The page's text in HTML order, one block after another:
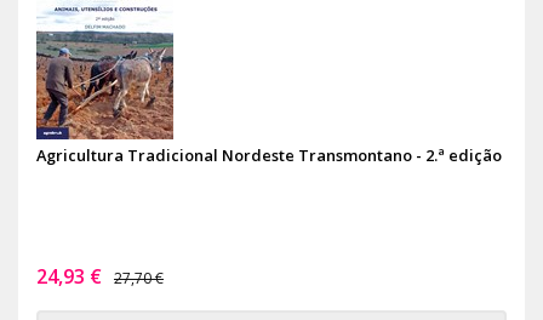
Agricultura Tradicional Nordeste Transmontano - 2.ª edição
24,93 € 27,70 €